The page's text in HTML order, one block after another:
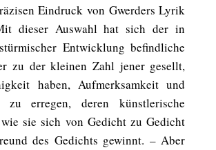
Eindruck von Gwerders Lyrik
dieser Auswahl hat sich der in
Entwicklung befindliche
zu der kleinen Zahl jener gesellt,
haben, Aufmerksamkeit und
zu erregen, deren künstlerische
sie sich von Gedicht zu Gedicht
des Gedichts gewinnt. – Aber